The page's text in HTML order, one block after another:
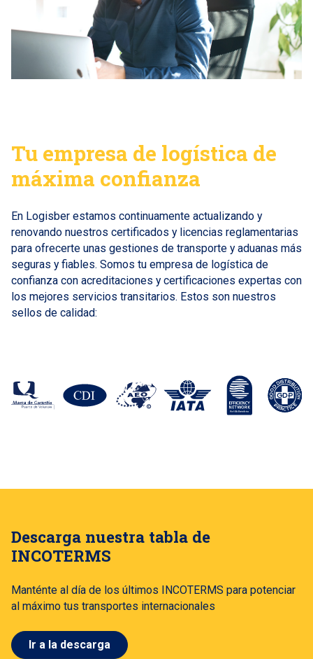
Tu empresa de logística de
máxima confianza
En Logisber estamos continuamente actualizando y
renovando nuestros certificados y licencias reglamentarias
para ofrecerte unas gestiones de transporte y aduanas más
seguras y fiables. Somos tu empresa de logística de
confianza con acreditaciones y certificaciones expertas con
los mejores servicios transitarios. Estos son nuestros
sellos de calidad:
Descarga nuestra tabla de
INCOTERMS
Manténte al día de los últimos INCOTERMS para potenciar
al máximo tus transportes internacionales
Ir a la descarga